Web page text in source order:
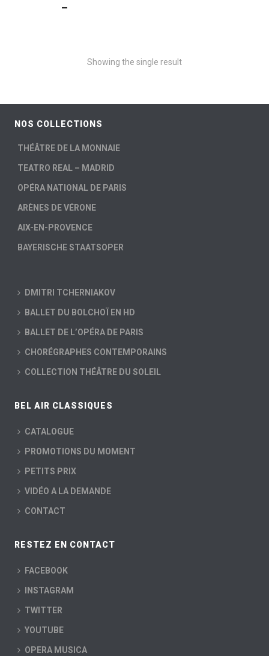
–
Showing the single result
NOS COLLECTIONS
THÉÂTRE DE LA MONNAIE
TEATRO REAL – MADRID
OPÉRA NATIONAL DE PARIS
ARÈNES DE VÉRONE
AIX-EN-PROVENCE
BAYERISCHE STAATSOPER
DMITRI TCHERNIAKOV
BALLET DU BOLCHOÏ EN HD
BALLET DE L’OPÉRA DE PARIS
CHORÉGRAPHES CONTEMPORAINS
COLLECTION THÉÂTRE DU SOLEIL
BEL AIR CLASSIQUES
CATALOGUE
PROMOTIONS DU MOMENT
PETITS PRIX
VIDÉO A LA DEMANDE
CONTACT
RESTEZ EN CONTACT
FACEBOOK
INSTAGRAM
TWITTER
YOUTUBE
OPERA MUSICA